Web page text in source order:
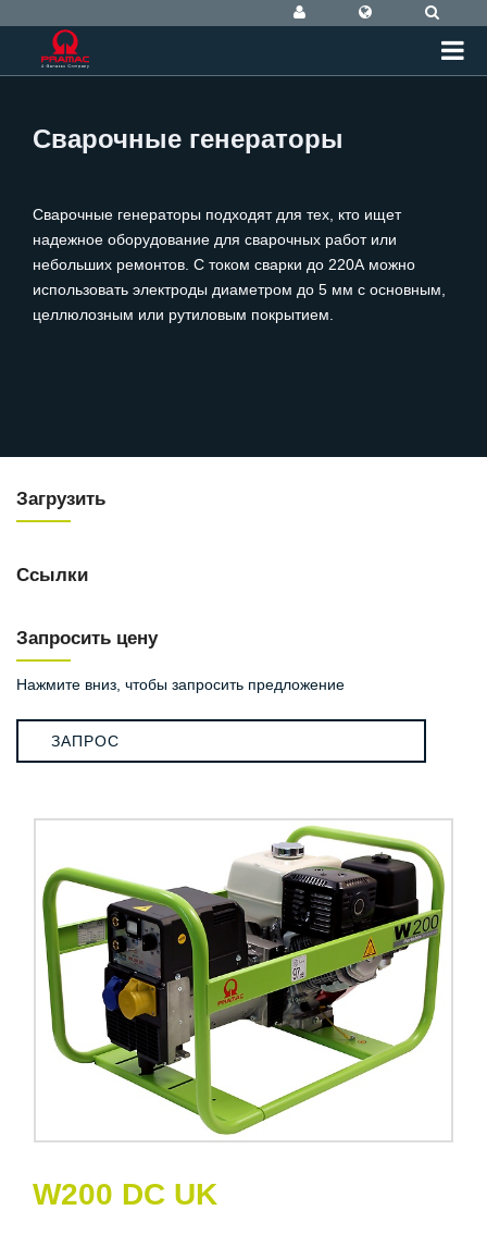
Сварочные генераторы
Сварочные генераторы подходят для тех, кто ищет
надежное оборудование для сварочных работ или
небольших ремонтов. С током сварки до 220А можно
использовать электроды диаметром до 5 мм с основным,
целлюлозным или рутиловым покрытием.
Загрузить
Ссылки
Запросить цену
Нажмите вниз, чтобы запросить предложение
ЗАПРОС
W200 DC UK